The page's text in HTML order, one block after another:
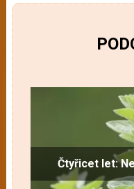
Čtyřicet let: